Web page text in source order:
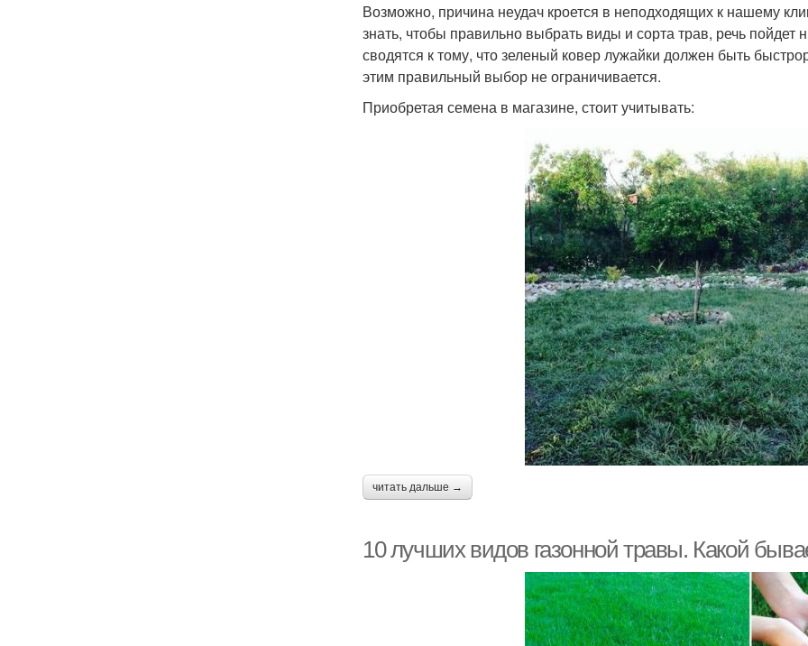
Возможно, причина неудач кроется в неподходящих к нашему
знать, чтобы правильно выбрать виды и сорта трав, речь
сводятся к тому, что зеленый ковер лужайки должен быть
этим правильный выбор не ограничивается.
Приобретая семена в магазине, стоит учитывать:
читать дальше →
10 лучших видов газонной травы. Какой